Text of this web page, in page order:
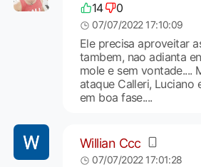
14 0
07/07/2022 17:10:09
Ele precisa aproveitar
tambem, nao adianta
mole e sem vontade....
ataque Calleri, Luciano
em boa fase....
Willian Ccc
07/07/2022 17:01:28